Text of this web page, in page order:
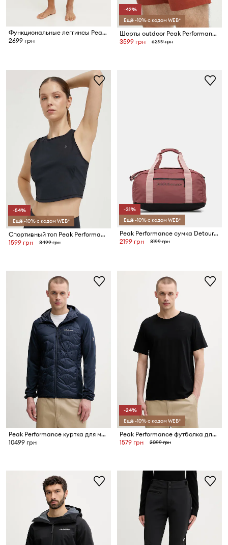
Функциональные леггинсы Peak Performance Spirit
2699 грн
-42%
Ещё -10% с кодом WEB*
Шорты outdoor Peak Performance Vislight Light
3599 грн
6299 грн
-54%
Ещё -10% с кодом WEB*
Спортивный топ Peak Performance Power
1599 грн
3499 грн
-31%
Ещё -10% с кодом WEB*
Peak Performance сумка Detour 35L
2199 грн
3199 грн
Peak Performance куртка для мужчин Helium Down
10499 грн
-24%
Ещё -10% с кодом WEB*
Peak Performance футболка для мужчин из хлопка Original Small Logo
1579 грн
2099 грн